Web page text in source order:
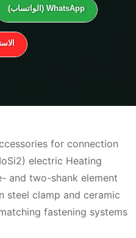
WhatsApp (الواتساب)
for connection
electric Heating
and two-shank element
steel clamp and ceramic
fastening systems